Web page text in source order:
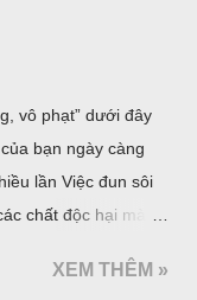
vô phạt” dưới đây
bạn ngày càng
lần Việc đun sôi
chất độc hại mà
có chứa hàm
XEM THÊM »